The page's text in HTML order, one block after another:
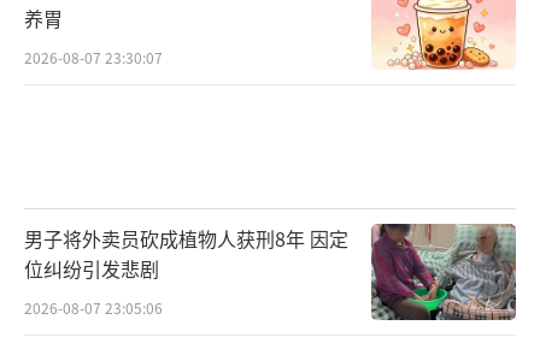
养胃
2026-08-07 23:30:07
男子将外卖员砍成植物人获刑8年 因定
位纠纷引发悲剧
2026-08-07 23:05:06